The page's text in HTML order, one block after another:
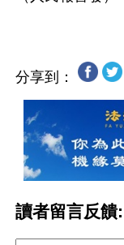
分享到：
讀者留言反饋: